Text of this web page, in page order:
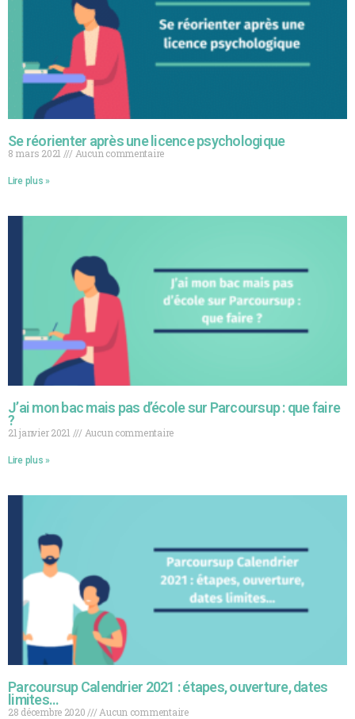
Se réorienter après une licence psychologique
8 mars 2021 Aucun commentaire
Lire plus »
J’ai mon bac mais pas d’école sur Parcoursup : que faire
?
21 janvier 2021 Aucun commentaire
Lire plus »
Parcoursup Calendrier 2021 : étapes, ouverture, dates
limites…
28 décembre 2020 Aucun commentaire